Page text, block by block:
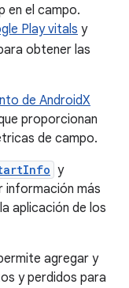
en el campo.
Play vitals y
obtener las
de AndroidX
proporcionan
de campo.
y
información más
aplicación de los
agregar y
y perdidos para